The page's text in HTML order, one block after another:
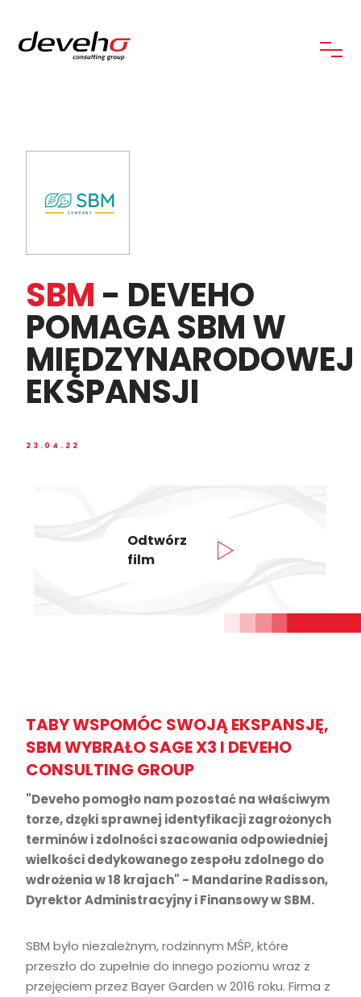
SBM - DEVEHO
POMAGA SBM W
MIĘDZYNARODOWEJ
EKSPANSJI
23.04.22
Odtwórz
film
TABY WSPOMÓC SWOJĄ EKSPANSJĘ,
SBM WYBRAŁO SAGE X3 I DEVEHO
CONSULTING GROUP
"Deveho pomogło nam pozostać na właściwym
torze, dzęki sprawnej identyfikacji zagrożonych
terminów i zdolności szacowania odpowiedniej
wielkości dedykowanego zespołu zdolnego do
wdrożenia w 18 krajach" - Mandarine Radisson,
Dyrektor Administracyjny i Finansowy w SBM.
SBM było niezależnym, rodzinnym MŚP, które
przeszło do zupełnie do innego poziomu wraz z
przejęciem przez Bayer Garden w 2016 roku. Firma z